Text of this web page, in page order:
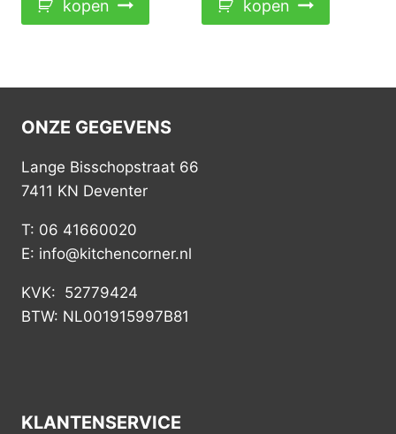
kopen kopen
ONZE GEGEVENS
Lange Bisschopstraat 66
7411 KN Deventer
T: 06 41660020
E: info@kitchencorner.nl
KVK: 52779424
BTW: NL001915997B81
KLANTENSERVICE